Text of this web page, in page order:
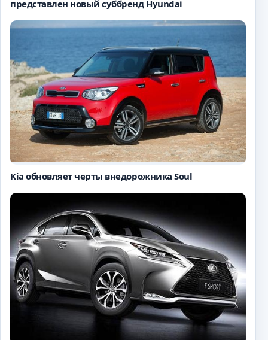
представлен новый суббренд Hyundai
Kia обновляет черты внедорожника Soul